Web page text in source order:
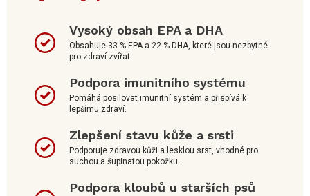
Vysoký obsah EPA a DHA
Obsahuje 33 % EPA a 22 % DHA, které jsou nezbytné
pro zdraví zvířat.
Podpora imunitního systému
Pomáhá posilovat imunitní systém a přispívá k
lepšímu zdraví.
Zlepšení stavu kůže a srsti
Podporuje zdravou kůži a lesklou srst, vhodné pro
suchou a šupinatou pokožku.
Podpora kloubů u starších psů